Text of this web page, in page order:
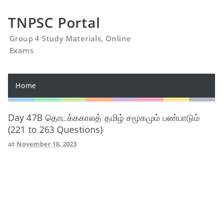
TNPSC Portal
Group 4 Study Materials, Online
Exams
Home
Day 47B தொடக்ககாலத் தமிழ் சமூகமும் பண்பாடும்
(221 to 263 Questions)
at November 18, 2023